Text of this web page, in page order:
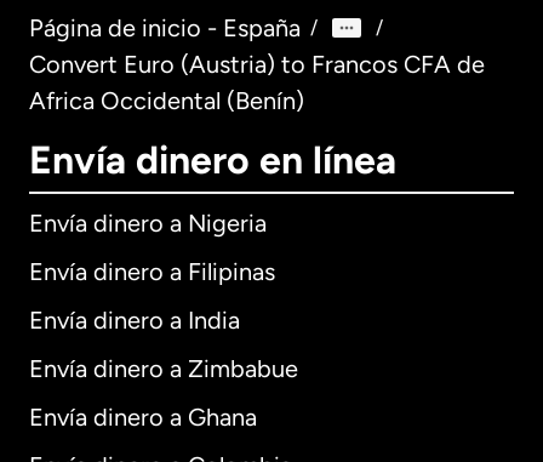
Página de inicio - España / /
Convert Euro (Austria) to Francos CFA de
Africa Occidental (Benín)
Envía dinero en línea
Envía dinero a Nigeria
Envía dinero a Filipinas
Envía dinero a India
Envía dinero a Zimbabue
Envía dinero a Ghana